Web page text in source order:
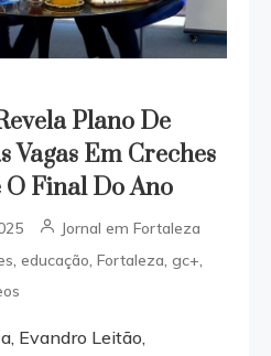
Plano De
Vagas Em Creches
O Final Do Ano
Jornal em Fortaleza
, educação, Fortaleza, gc+,
Evandro Leitão,